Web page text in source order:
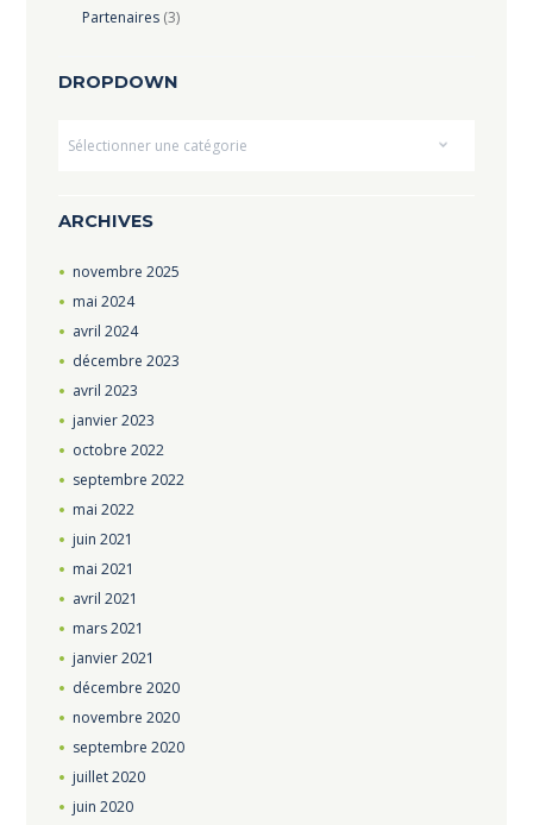
Partenaires (3)
DROPDOWN
ARCHIVES
novembre 2025
mai 2024
avril 2024
décembre 2023
avril 2023
janvier2023
octobre 2022
septembre 2022
mai 2022
juin 2021
mai 2021
avril 2021
mars2021
janvier2021
décembre 2020
novembre 2020
septembre 2020
juillet2020
juin 2020